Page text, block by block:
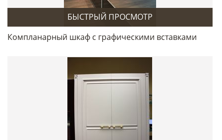
БЫСТРЫЙ ПРОСМОТР
Компланарный шкаф с графическими вставками